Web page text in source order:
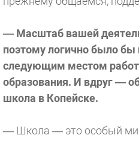
— Масштаб вашей
поэтому логично было бы
следующим местом
образования. И вдруг —
школа в Копейске.
— Школа — это особый